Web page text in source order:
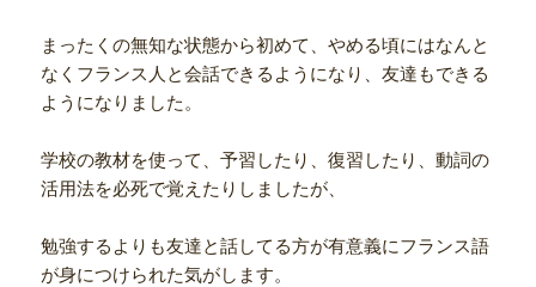
まったくの無知な状態から初めて、やめる頃にはなんと
なくフランス人と会話できるようになり、友達もできる
ようになりました。
学校の教材を使って、予習したり、復習したり、動詞の
活用法を必死で覚えたりしましたが、
勉強するよりも友達と話してる方が有意義にフランス語
が身につけられた気がします。